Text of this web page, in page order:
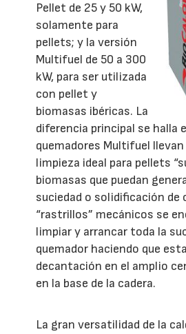
Pellet de 25 y 50 kW,
solamente para
pellets; y la versión
Multifuel de 50 a 300
kW, para ser utilizada
con pellet y
biomasas ibéricas. La
diferencia principal se halla
quemadores Multifuel
limpieza ideal para pellets
biomasas que puedan
suciedad o solidificación de
“rastrillos” mecánicos se
limpiar y arrancar toda la
quemador haciendo que
decantación en el amplio
en la base de la cadera.
La gran versatilidad de la